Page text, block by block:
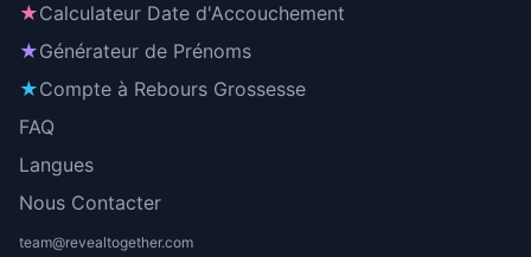
★Calculateur Date d'Accouchement
★Générateur de Prénoms
★Compte à Rebours Grossesse
FAQ
Langues
Nous Contacter
team@revealtogether.com